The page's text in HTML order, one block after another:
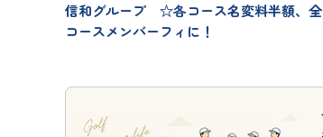
信和グループ ☆各コース名変料半額、全
コースメンバーフィに！